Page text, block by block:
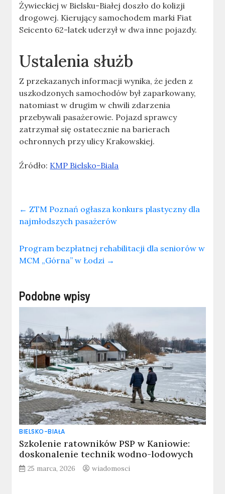
Żywieckiej w Bielsku-Białej doszło do kolizji
drogowej. Kierujący samochodem marki Fiat
Seicento 62-latek uderzył w dwa inne pojazdy.
Ustalenia służb
Z przekazanych informacji wynika, że jeden z
uszkodzonych samochodów był zaparkowany,
natomiast w drugim w chwili zdarzenia
przebywali pasażerowie. Pojazd sprawcy
zatrzymał się ostatecznie na barierach
ochronnych przy ulicy Krakowskiej.
Źródło: KMP Bielsko-Biala
← ZTM Poznań ogłasza konkurs plastyczny dla
najmłodszych pasażerów
Program bezpłatnej rehabilitacji dla seniorów w
MCM „Górna” w Łodzi →
Podobne wpisy
BIELSKO-BIAŁA
Szkolenie ratowników PSP w Kaniowie:
doskonalenie technik wodno-lodowych
25 marca, 2026 wiadomosci